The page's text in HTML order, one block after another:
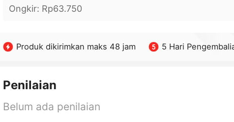
Ongkir: Rp63.750
Produk dikirimkan maks 48 jam 5 Hari
Penilaian
Belum ada penilaian